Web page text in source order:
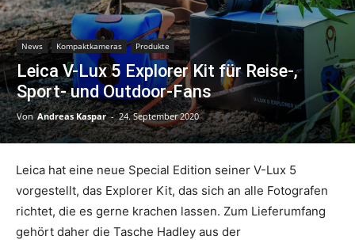
News Kompaktkameras Produkte
Leica V-Lux 5 Explorer Kit für Reise-,
Sport- und Outdoor-Fans
Von Andreas Kaspar - 24. September 2020
Leica hat eine neue Special Edition seiner V-Lux 5
vorgestellt, das Explorer Kit, das sich an alle Fotografen
richtet, die es gerne krachen lassen. Zum Lieferumfang
gehört daher die Tasche Hadley aus der